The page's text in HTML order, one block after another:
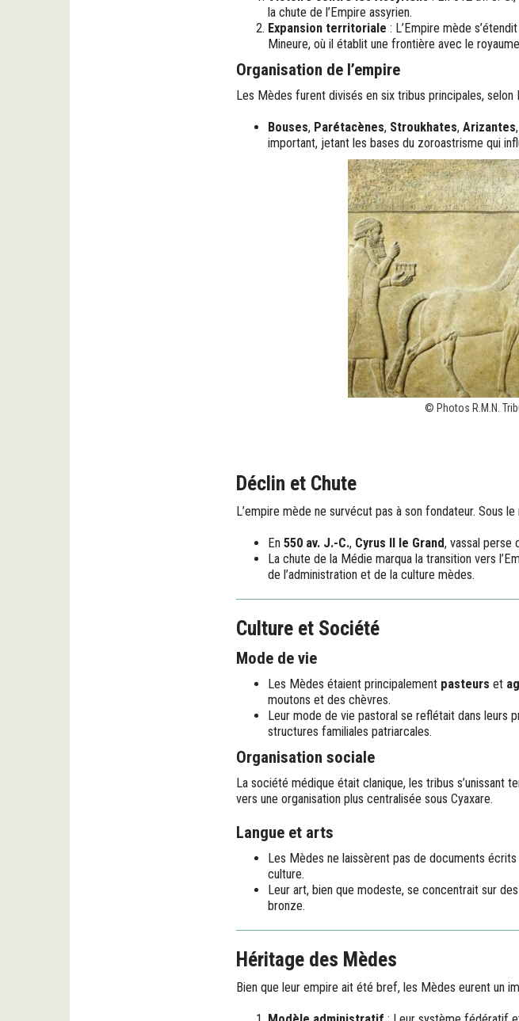
la chute de l’Empire assyrien.
Expansion territoriale : L’Empire mède s’étendit
Mineure, où il établit une frontière avec le
Organisation de l’empire
Les Mèdes furent divisés en six tribus principales, selon
Bouses, Parétacènes, Stroukhates, Arizantes,
important, jetant les bases du zoroastrisme qui
© Photos R.M.N.
Déclin et Chute
L’empire mède ne survécut pas à son fondateur. Sous le
En 550 av. J.-C., Cyrus II le Grand, vassal perse
La chute de la Médie marqua la transition vers
de l’administration et de la culture mèdes.
Culture et Société
Mode de vie
Les Mèdes étaient principalement pasteurs et
moutons et des chèvres.
Leur mode de vie pastoral se reflétait dans leurs
structures familiales patriarcales.
Organisation sociale
La société médique était clanique, les tribus s’unissant
vers une organisation plus centralisée sous Cyaxare.
Langue et arts
Les Mèdes ne laissèrent pas de documents
culture.
Leur art, bien que modeste, se concentrait sur des
bronze.
Héritage des Mèdes
Bien que leur empire ait été bref, les Mèdes eurent un